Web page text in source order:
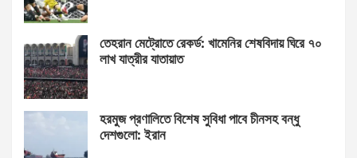
তেহরান মেট্রোতে রেকর্ড: খামেনির শেষবিদায় ঘিরে ৭০
লাখ যাত্রীর যাতায়াত
হরমুজ প্রণালিতে বিশেষ সুবিধা পাবে চীনসহ বন্ধু
দেশগুলো: ইরান